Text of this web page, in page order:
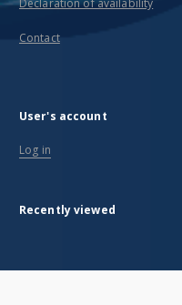
Declaration of availability
Contact
User's account
Log in
Recently viewed